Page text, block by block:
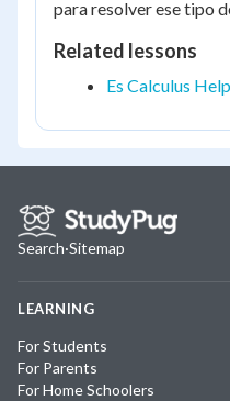
para resolver ese tipo
Related lessons
Es Calculus Help
Search·Sitemap
LEARNING
For Students
For Parents
For Home Schoolers